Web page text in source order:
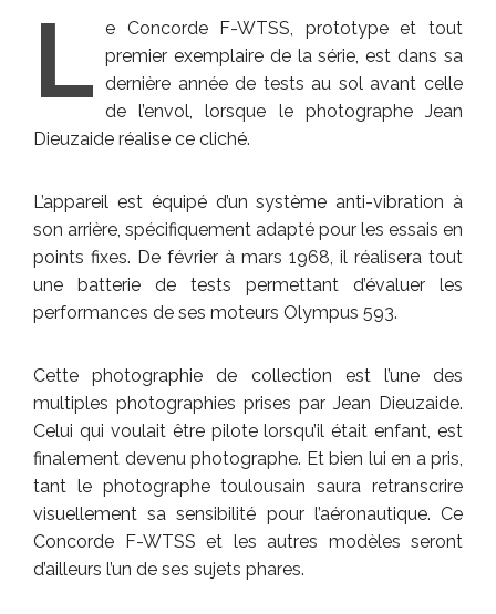
L e Concorde F-WTSS, prototype et tout
premier exemplaire de la série, est dans sa
dernière année de tests au sol avant celle
de l’envol, lorsque le photographe Jean
Dieuzaide réalise ce cliché.
L’appareil est équipé d’un système anti-vibration à
son arrière, spécifiquement adapté pour les essais en
points fixes. De février à mars 1968, il réalisera tout
une batterie de tests permettant d’évaluer les
performances de ses moteurs Olympus 593.
Cette photographie de collection est l’une des
multiples photographies prises par Jean Dieuzaide.
Celui qui voulait être pilote lorsqu’il était enfant, est
finalement devenu photographe. Et bien lui en a pris,
tant le photographe toulousain saura retranscrire
visuellement sa sensibilité pour l’aéronautique. Ce
Concorde F-WTSS et les autres modèles seront
d’ailleurs l’un de ses sujets phares.